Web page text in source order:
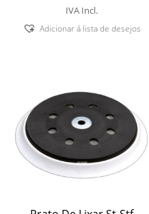
IVA Incl.
Adicionar á lista de desejos